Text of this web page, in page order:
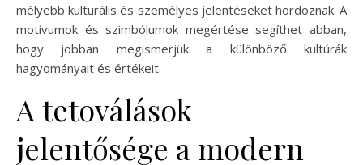
mélyebb kulturális és személyes jelentéseket hordoznak. A
motívumok és szimbólumok megértése segíthet abban,
hogy jobban megismerjük a különböző kultúrák
hagyományait és értékeit.
A tetoválások
jelentősége a modern